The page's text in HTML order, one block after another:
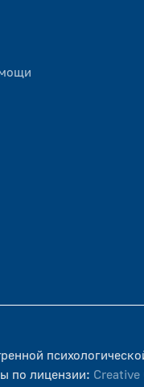
по лицензии: